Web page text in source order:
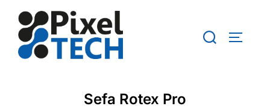
contenu
Rechercher :
Sefa Rotex Pro